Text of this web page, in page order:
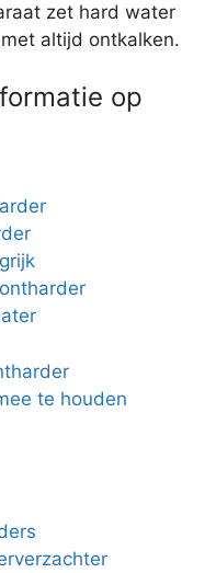
zet hard water
altijd ontkalken.
op
te houden